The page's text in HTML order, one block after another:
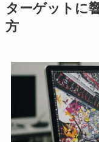
ターゲットに
方